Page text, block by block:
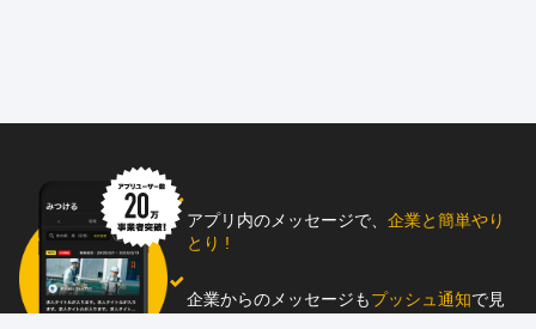
アプリ内のメッセージで、 企業と簡単やり
とり !
企業からのメッセージもプッシュ通知で見